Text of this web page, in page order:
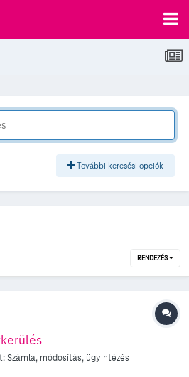
További keresési opciók
RENDEZÉS
Számla, módosítás, ügyintézés